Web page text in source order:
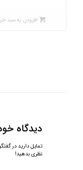
بود.افزودن به سبد
دیدگاه
تمایل دارید در
نظری بدهید!